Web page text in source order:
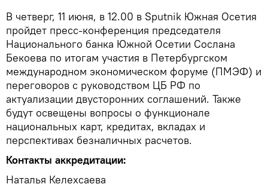
В четверг, 11 июня, в 12.00 в Sputnik Южная Осетия
пройдет пресс-конференция председателя
Национального банка Южной Осетии Сослана
Бекоева по итогам участия в Петербургском
международном экономическом форуме (ПМЭФ) и
переговоров с руководством ЦБ РФ по
актуализации двусторонних соглашений. Также
будут освещены вопросы о функционале
национальных карт, кредитах, вкладах и
перспективах безналичных расчетов.
Контакты аккредитации:
Наталья Келехсаева